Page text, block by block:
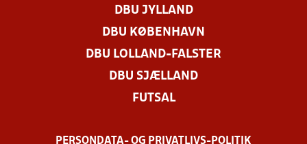
DBU JYLLAND
DBU KØBENHAVN
DBU LOLLAND-FALSTER
DBU SJÆLLAND
FUTSAL
PERSONDATA- OG PRIVATLIVS-POLITIK